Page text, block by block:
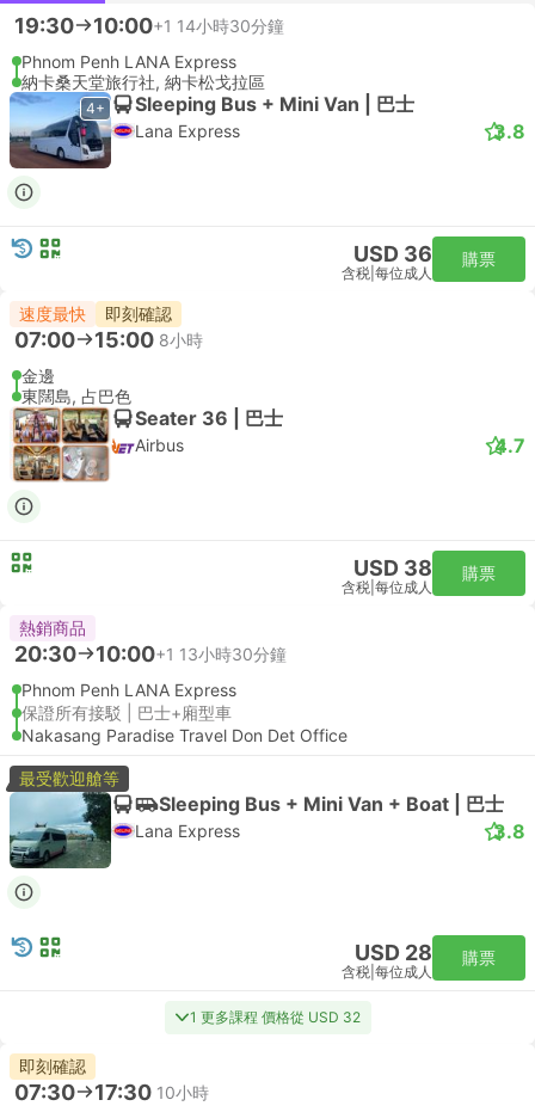
19:30 10:00+1 14小時30分鐘
Phnom Penh LANA Express
納卡桑天堂旅行社, 納卡松戈拉區
4+ Sleeping Bus + Mini Van | 巴士
Lana Express 3.8
USD 36
含税 每位成人
購票
速度最快 即刻確認
07:00 15:00 8小時
金邊
東闊島, 占巴色
Seater 36 | 巴士
Airbus 4.7
USD 38
含税 每位成人
購票
熱銷商品
20:30 10:00+1 13小時30分鐘
Phnom Penh LANA Express
保證所有接駁 | 巴士+廂型車
Nakasang Paradise Travel Don Det Office
最受歡迎艙等
Sleeping Bus + Mini Van + Boat | 巴士
Lana Express 3.8
USD 28
含税 每位成人
購票
1 更多課程 價格從 USD 32
即刻確認
07:30 17:30 10小時